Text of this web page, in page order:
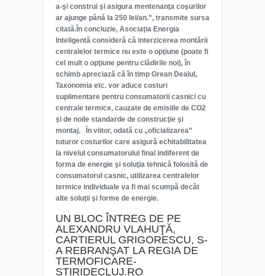
a-şi construi şi asigura mentenanţa coşurilor
ar ajunge până la 250 lei/an.”, transmite sursa
citată.În concluzie, Asociaţia Energia
Inteligentă consideră că interzicerea montării
centralelor termice nu este o opţiune (poate fi
cel mult o opţiune pentru clădirile noi), în
schimb apreciază că în timp Grean Dealul,
Taxonomia etc. vor aduce costuri
suplimentare pentru consumatorii casnici cu
centrale termice, cauzate de emisiile de CO2
şi de noile standarde de construcţie şi
montaj. În viitor, odată cu „oficializarea”
tuturor costurilor care asigură echitabilitatea
la nivelul consumatorului final indiferent de
forma de energie şi soluţia tehnică folosită de
consumatorul casnic, utilizarea centralelor
termice individuale va fi mai scumpă decât
alte soluţii şi forme de energie.
UN BLOC ÎNTREG DE PE
ALEXANDRU VLAHUŢĂ,
CARTIERUL GRIGORESCU, S-
A REBRANŞAT LA REGIA DE
TERMOFICARE-
STIRIDECLUJ.RO